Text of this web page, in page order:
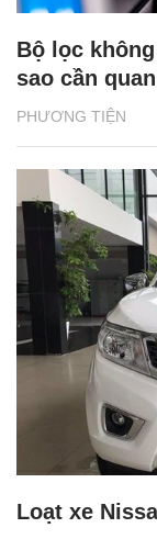
PHƯƠNG TIỆN
Bộ lọc
sao cần
Loạt xe